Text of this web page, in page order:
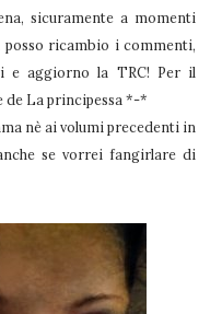
sicuramente a momenti
ricambio i commenti,
e aggiorno la TRC! Per il
de La principessa *-*
nè ai volumi precedenti in
se vorrei fangirlare di